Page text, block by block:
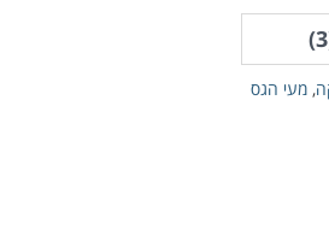
3
)
, מעי הגס